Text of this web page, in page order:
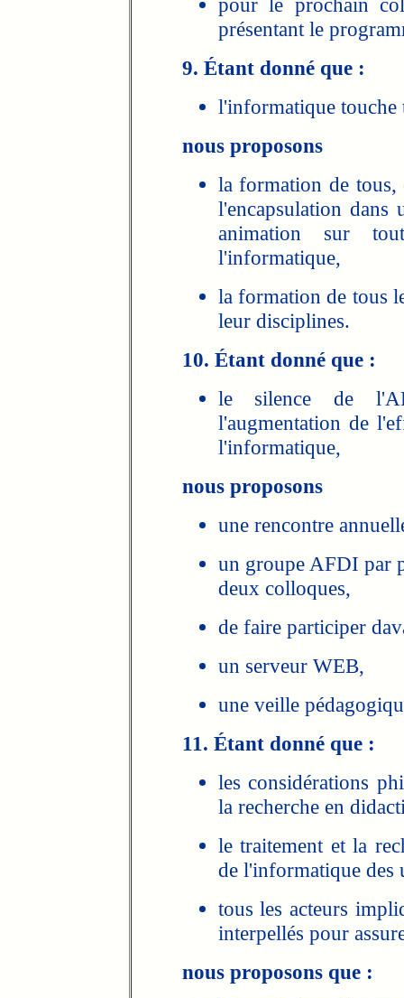
présentant le
9. Étant donné que :
l'informatique touche
nous proposons
la formation de tous,
l'encapsulation dans
animation sur
l'informatique,
la formation de tous
leur disciplines.
10. Étant donné que :
le silence de
l'augmentation de
l'informatique,
nous proposons
une rencontre
un groupe AFDI par
deux colloques,
de faire participer
un serveur WEB,
une veille
11. Étant donné que :
les considérations
la recherche en
le traitement et la
de l'informatique des
tous les acteurs
interpellés pour
nous proposons que :